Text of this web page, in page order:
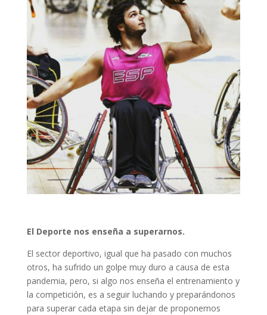
El Deporte nos enseña a superarnos.
El sector deportivo, igual que ha pasado con muchos
otros, ha sufrido un golpe muy duro a causa de esta
pandemia, pero, si algo nos enseña el entrenamiento y
la competición, es a seguir luchando y preparándonos
para superar cada etapa sin dejar de proponernos